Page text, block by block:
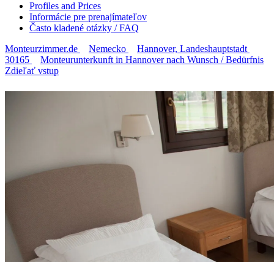
Profiles and Prices
Informácie pre prenajímateľov
Často kladené otázky / FAQ
Monteurzimmer.de
Nemecko
Hannover, Landeshauptstadt
30165
Monteurunterkunft in Hannover nach Wunsch / Bedürfnis
Zdieľať vstup